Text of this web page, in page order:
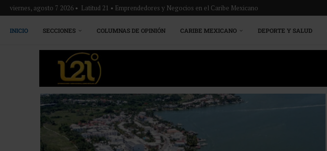
viernes, agosto 7 2026 • Latitud 21 • Emprendedores y Negocios en el Caribe Mexicano
INICIO SECCIONES COLUMNAS DE OPINIÓN CARIBE MEXICANO DEPORTE Y SALUD